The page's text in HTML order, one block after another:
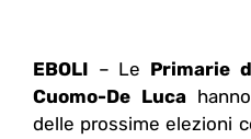
EBOLI – Le Primarie
Cuomo-De Luca
delle prossime elezioni